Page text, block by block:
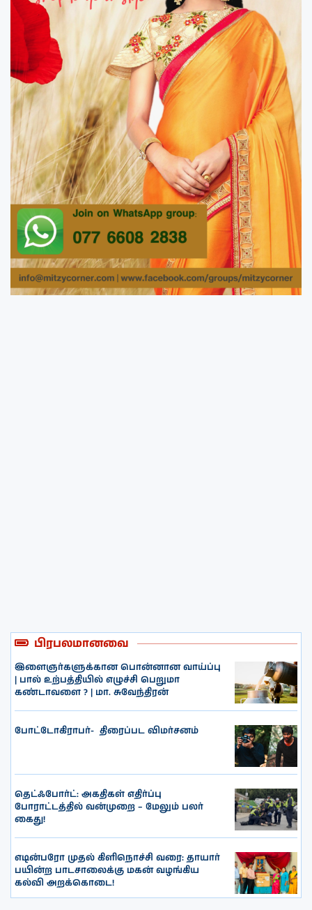
பிரபலமானவை
இளைஞர்களுக்கான பொன்னான வாய்ப்பு
| பால் உற்பத்தியில் எழுச்சி பெறுமா
கண்டாவளை ? | மா. சுவேந்திரன்
போட்டோகிராபர்- ‌ திரைப்பட விமர்சனம்
தெட்ஃபோர்ட்: அகதிகள் எதிர்ப்பு
போராட்டத்தில் வன்முறை – மேலும் பலர்
கைது!
எடின்பரோ முதல் கிளிநொச்சி வரை: தாயார்
பயின்ற பாடசாலைக்கு மகன் வழங்கிய
கல்வி அறக்கொடை!